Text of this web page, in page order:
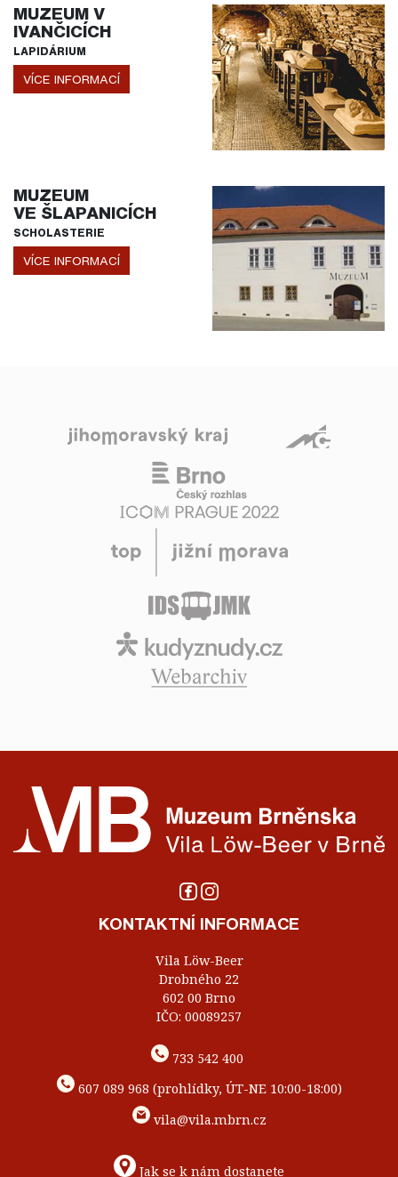
MUZEUM V
IVANČICÍCH
LAPIDÁRIUM
VÍCE INFORMACÍ
MUZEUM
VE ŠLAPANICÍCH
SCHOLASTERIE
VÍCE INFORMACÍ
KONTAKTNÍ INFORMACE
Vila Löw-Beer
Drobného 22
602 00 Brno
IČO: 00089257
733 542 400
607 089 968 (prohlídky, ÚT-NE 10:00-18:00)
vila@vila.mbrn.cz
Jak se k nám dostanete